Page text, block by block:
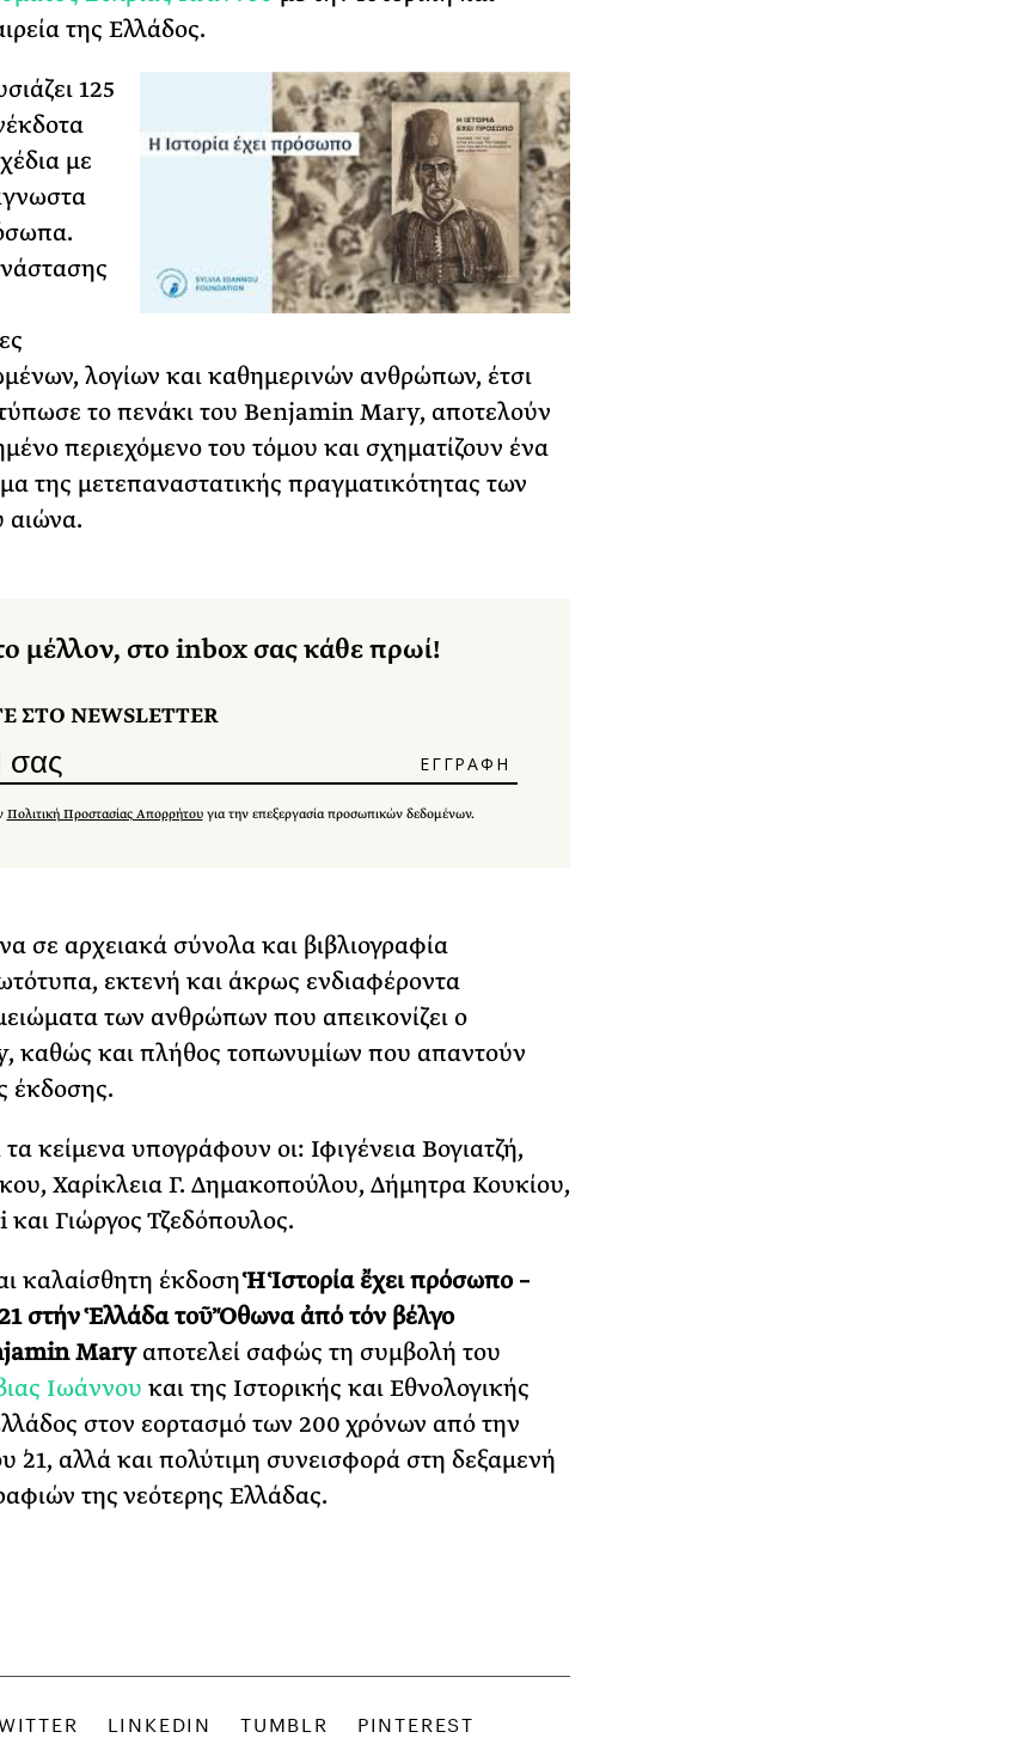
της Ελλάδος.
125
με
λογίων και καθημερινών ανθρώπων, έτσι
το πενάκι του Benjamin Mary, αποτελούν
περιεχόμενο του τόμου και σχηματίζουν ένα
της μετεπαναστατικής πραγματικότητας των
αιώνα.
μέλλον, στο inbox σας κάθε πρωί!
ΣΤΟ NEWSLETTER
Πολιτική Προστασίας Απορρήτουγια την επεξεργασία προσωπικών δεδομένων.
σε αρχειακά σύνολα και βιβλιογραφία
εκτενή και άκρως ενδιαφέροντα
των ανθρώπων που απεικονίζει ο
καθώς και πλήθος τοπωνυμίων που απαντούν
έκδοσης.
κείμενα υπογράφουν οι: Ιφιγένεια Βογιατζή,
Χαρίκλεια Γ. Δημακοπούλου, Δήμητρα Κουκίου,
Γιώργος Τζεδόπουλος.
καλαίσθητη έκδοσηἩἹστορία ἔχει πρόσωπο–
στήνἙλλάδα τοῦὌθωνα ἀπό τόν βέλγο
Maryαποτελεί σαφώς τη συμβολή του
Ιωάννου και της Ιστορικής και Εθνολογικής
στον εορτασμό των 200 χρόνων από την
΄21, αλλά και πολύτιμη συνεισφορά στη δεξαμενή
της νεότερης Ελλάδας.